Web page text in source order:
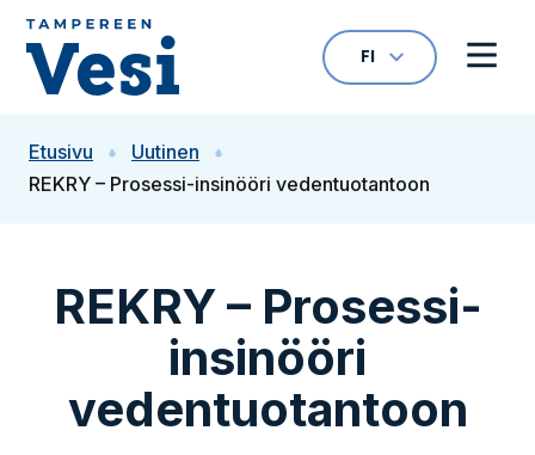
Siirry sisältöön
VALITTU KIELI:
FI
Avaa
Etusivu
Uutinen
REKRY – Prosessi-insinööri vedentuotantoon
REKRY – Prosessi-
insinööri
vedentuotantoon